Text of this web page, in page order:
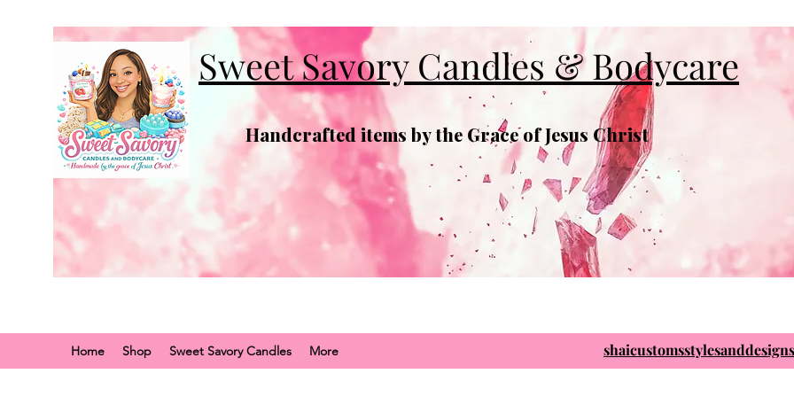
Sweet Savory Candles & Bodycare
Handcrafted items by the Grace of Jesus Christ
Home Shop Sweet Savory Candles More